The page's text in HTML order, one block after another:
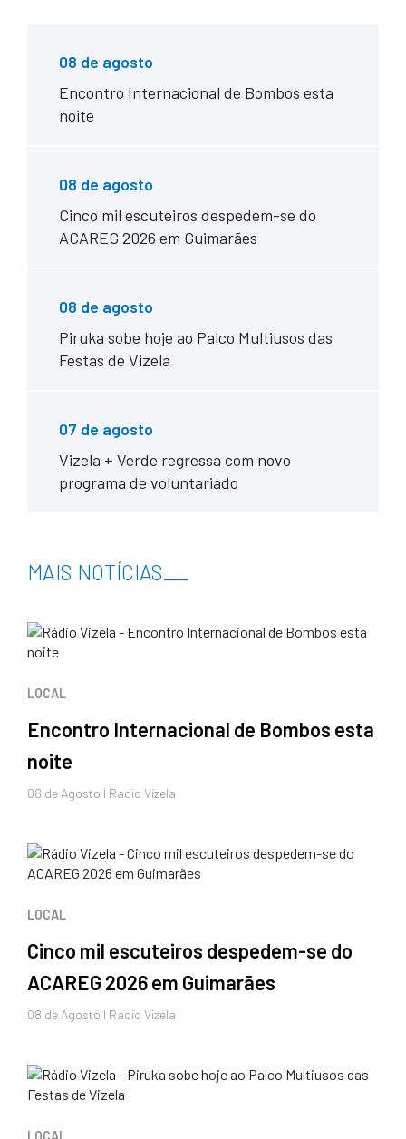
08 de agosto
Encontro Internacional de Bombos esta
noite
08 de agosto
Cinco mil escuteiros despedem-se do
ACAREG 2026 em Guimarães
08 de agosto
Piruka sobe hoje ao Palco Multiusos das
Festas de Vizela
07 de agosto
Vizela + Verde regressa com novo
programa de voluntariado
MAIS NOTÍCIAS
LOCAL
Encontro Internacional de Bombos esta
noite
08 de Agosto I Radio Vizela
LOCAL
Cinco mil escuteiros despedem-se do
ACAREG 2026 em Guimarães
08 de Agosto I Radio Vizela
LOCAL